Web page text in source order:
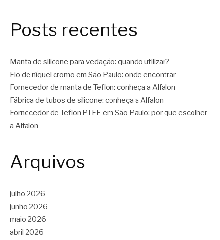
Posts recentes
Manta de silicone para vedação: quando utilizar?
Fio de níquel cromo em São Paulo: onde encontrar
Fornecedor de manta de Teflon: conheça a Alfalon
Fábrica de tubos de silicone: conheça a Alfalon
Fornecedor de Teflon PTFE em São Paulo: por que escolher
a Alfalon
Arquivos
julho 2026
junho 2026
maio 2026
abril 2026